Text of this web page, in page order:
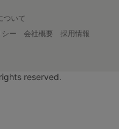
ついて
シー 会社概要
採用情報
reserved.